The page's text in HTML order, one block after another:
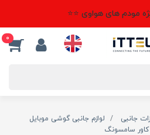
مودم های هواوی ⭐⭐
0
جانبی
لوازم جانبی گوشی موبایل
سامسونگ